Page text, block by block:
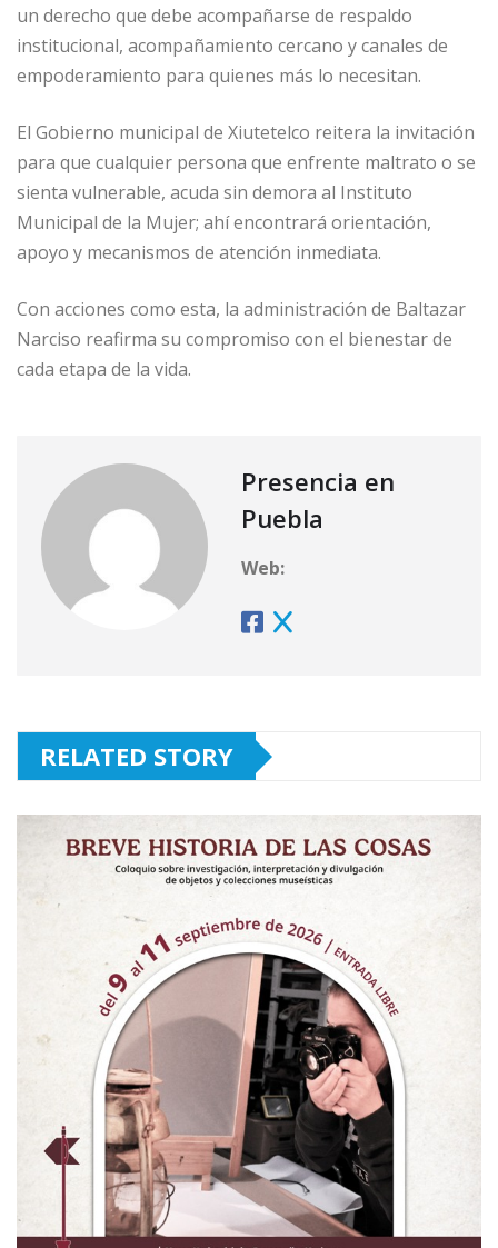
un derecho que debe acompañarse de respaldo
institucional, acompañamiento cercano y canales de
empoderamiento para quienes más lo necesitan.
El Gobierno municipal de Xiutetelco reitera la invitación
para que cualquier persona que enfrente maltrato o se
sienta vulnerable, acuda sin demora al Instituto
Municipal de la Mujer; ahí encontrará orientación,
apoyo y mecanismos de atención inmediata.
Con acciones como esta, la administración de Baltazar
Narciso reafirma su compromiso con el bienestar de
cada etapa de la vida.
Presencia en
Puebla
Web:
RELATED STORY